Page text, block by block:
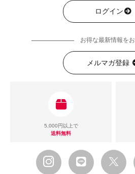
ログイン
お得な最新情報を
メルマガ登録
5,000円以上で
送料無料